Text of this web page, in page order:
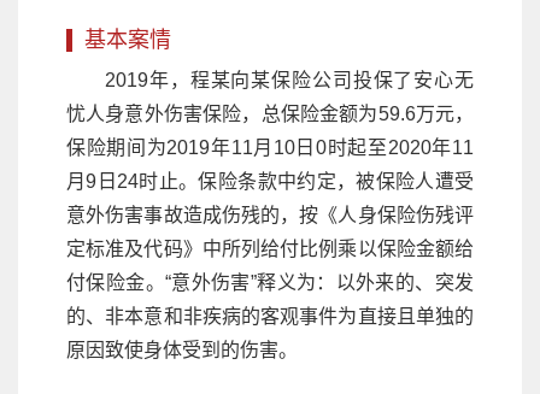
基本案情
2019年，程某向某保险公司投保了安心无
忧人身意外伤害保险，总保险金额为59.6万元，
保险期间为2019年11月10日0时起至2020年11
月9日24时止。保险条款中约定，被保险人遭受
意外伤害事故造成伤残的，按《人身保险伤残评
定标准及代码》中所列给付比例乘以保险金额给
付保险金。“意外伤害”释义为：以外来的、突发
的、非本意和非疾病的客观事件为直接且单独的
原因致使身体受到的伤害。